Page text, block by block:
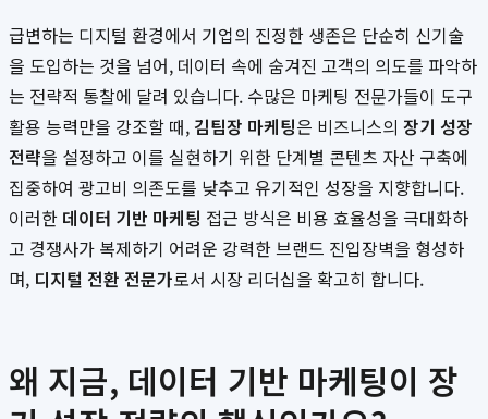
급변하는 디지털 환경에서 기업의 진정한 생존은 단순히 신기술
을 도입하는 것을 넘어, 데이터 속에 숨겨진 고객의 의도를 파악하
는 전략적 통찰에 달려 있습니다. 수많은 마케팅 전문가들이 도구
활용 능력만을 강조할 때, 김팀장 마케팅은 비즈니스의 장기 성장
전략을 설정하고 이를 실현하기 위한 단계별 콘텐츠 자산 구축에
집중하여 광고비 의존도를 낮추고 유기적인 성장을 지향합니다.
이러한 데이터 기반 마케팅 접근 방식은 비용 효율성을 극대화하
고 경쟁사가 복제하기 어려운 강력한 브랜드 진입장벽을 형성하
며, 디지털 전환 전문가로서 시장 리더십을 확고히 합니다.
왜 지금, 데이터 기반 마케팅이 장